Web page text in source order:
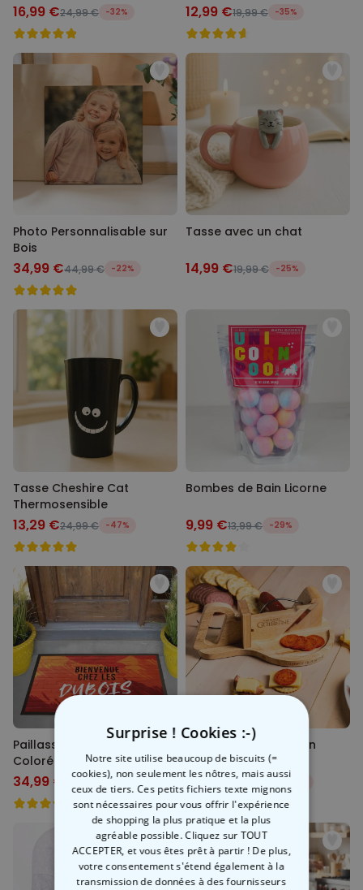
16,99 €24,99 € -32% 12,99 €19,99 € -35%
Photo Personnalisable sur
Bois
34,99 €44,99 € -22%
Tasse avec un chat
14,99 €19,99 € -25%
Tasse Cheshire Cat
Thermosensible
13,29 €24,99 € -47%
Bombes de Bain Licorne
9,99 €13,99 € -29%
Paillasson Personnalisable
Coloré
34,99 € 44,99 € -22%
Guillotine à saucisson
34,99 €44,99 €
Surprise ! Cookies :-)
Notre site utilise beaucoup de biscuits (=
cookies), non seulement les nôtres, mais aussi
ceux de tiers. Ces petits fichiers texte mignons
sont nécessaires pour vous offrir l'expérience
de shopping la plus pratique et la plus
agréable possible. Cliquez sur TOUT
ACCEPTER, et vous êtes prêt à partir ! De plus,
votre consentement s'étend également à la
transmission de données à des fournisseurs